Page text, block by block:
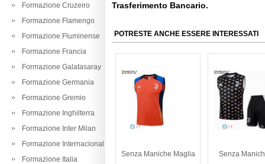
Formazione Cruzeiro
Formazione Flamengo
Formazione Fluminense
Formazione Francia
Formazione Galatasaray
Formazione Germania
Formazione Gremio
Formazione Inghilterra
Formazione Inter Milan
Formazione Internacional
Formazione Italia
Trasferimento Bancario.
POTRESTE ANCHE ESSERE INTERESSATI
Senza Maniche Maglia
Senza